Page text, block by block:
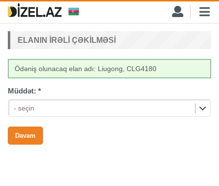
ELANIN IRƏLI ÇƏKILMƏSI
Ödəniş olunacaq elan adı: Liugong, CLG4180
Müddət: *
- seçin